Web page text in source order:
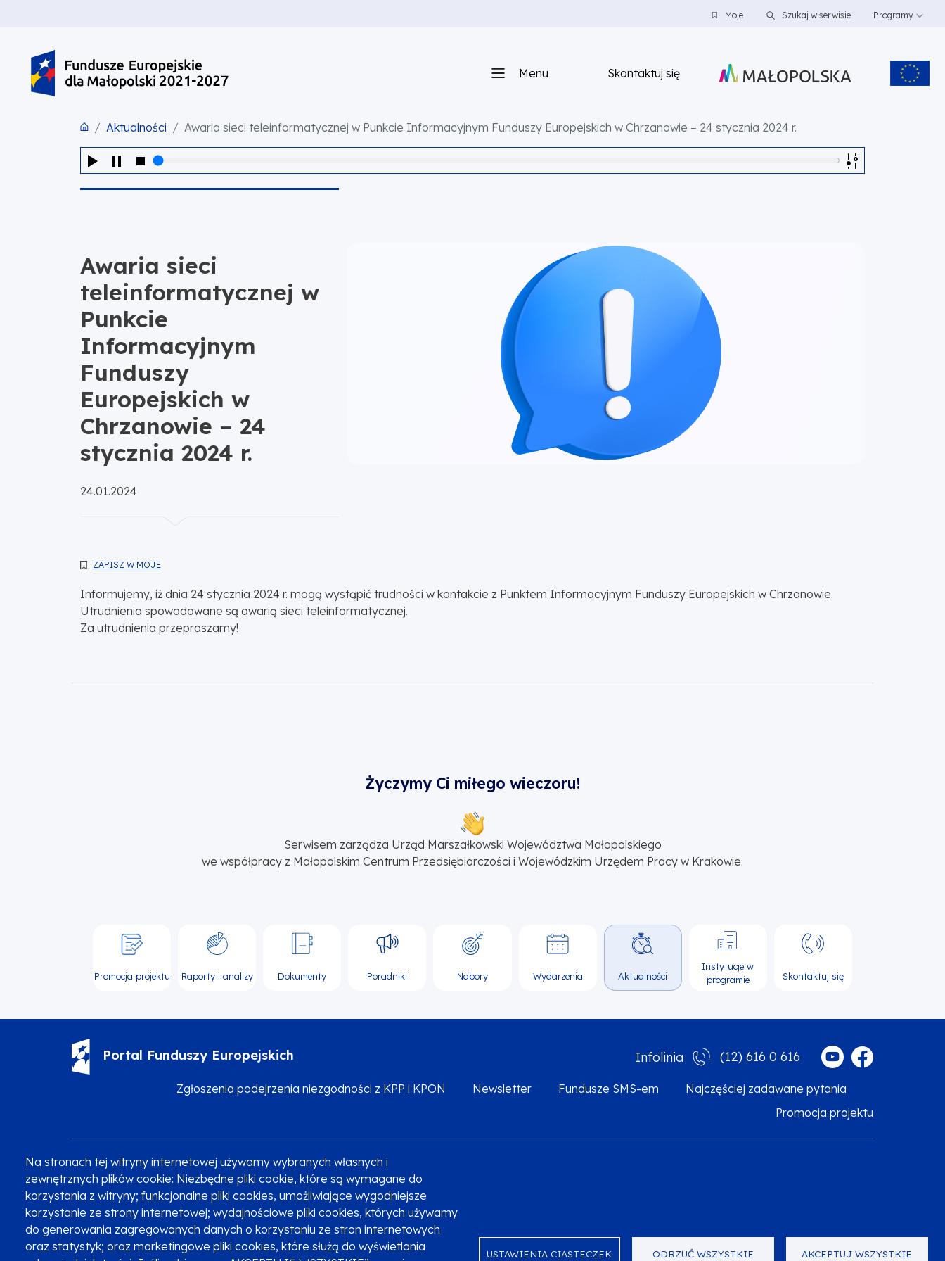
Moje Szukaj w serwisie Programy
Na stronach tej witryny internetowej używamy wybranych własnych i
zewnętrznych plików cookie: Niezbędne pliki cookie, które są wymagane do
korzystania z witryny; funkcjonalne pliki cookies, umożliwiające wygodniejsze
korzystanie ze strony internetowej; wydajnościowe pliki cookies, których używamy
do generowania zagregowanych danych o korzystaniu ze stron internetowych
oraz statystyk; oraz marketingowe pliki cookies, które służą do wyświetlania
USTAWIENIA CIASTECZEK ODRZUĆ WSZYSTKIE AKCEPTUJ WSZYSTKIE
Menu Skontaktuj się
Aktualności Awaria sieci teleinformatycznej w Punkcie Informacyjnym Funduszy Europejskich w Chrzanowie – 24 stycznia 2024 r.
Awaria sieci
teleinformatycznej w
Punkcie
Informacyjnym
Funduszy
Europejskich w
Chrzanowie – 24
stycznia 2024 r.
Opublikowano:
24.01.2024
ZAPISZ W MOJE
Informujemy, iż dnia 24 stycznia 2024 r. mogą wystąpić trudności w kontakcie z Punktem Informacyjnym Funduszy Europejskich w Chrzanowie.
Utrudnienia spowodowane są awarią sieci teleinformatycznej.
Za utrudnienia przepraszamy!
Życzymy Ci miłego wieczoru!
Serwisem zarządza Urząd Marszałkowski Województwa Małopolskiego
we współpracy z Małopolskim Centrum Przedsiębiorczości i Wojewódzkim Urzędem Pracy w Krakowie.
Promocja projektu Raporty i analizy Dokumenty Poradniki Nabory Wydarzenia Aktualności
Instytucje w
programie
Skontaktuj się
Portal Funduszy Europejskich Infolinia (12) 616 0 616
Zgłoszenia podejrzenia niezgodności z KPP i KPON Newsletter Fundusze SMS-em
Najczęściej zadawane pytania
Promocja projektu
Zobacz inne programy Poznaj Fundusze 2014-2020 Deklaracja dostępności